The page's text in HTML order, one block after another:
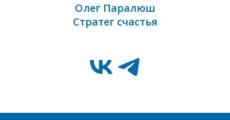
Олег Паралюш
Стратег счастья